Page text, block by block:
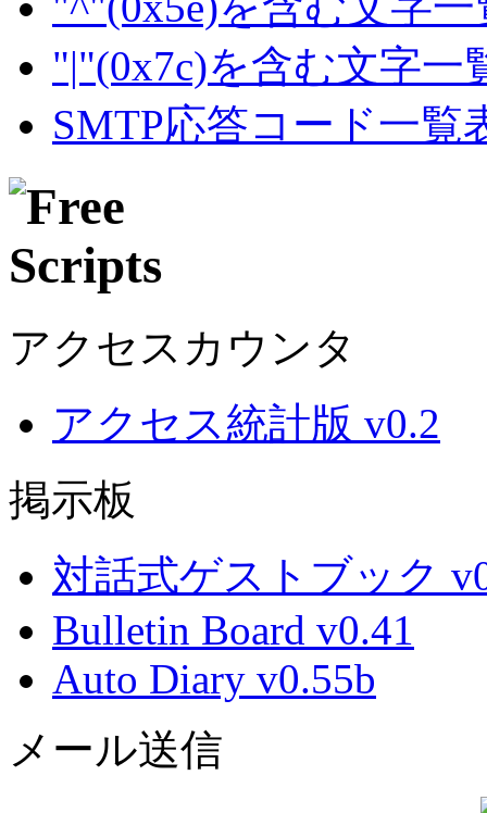
"|"(0x7c)を含む文字一
SMTP応答コード一覧
アクセスカウンタ
アクセス統計版 v0.2
掲示板
対話式ゲストブック
Bulletin Board v0.41
Auto Diary v0.55b
メール送信